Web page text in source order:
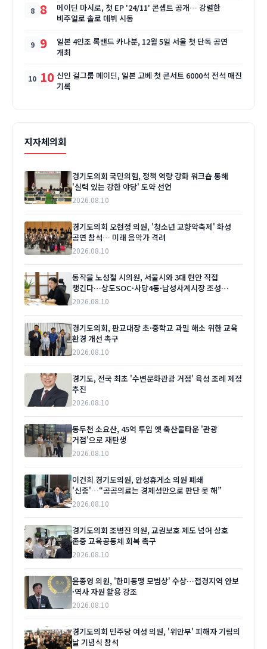
8
메이딘 마시로, 첫 EP '24/11' 콘셉트 공개… 강렬한
비주얼로 솔로 데뷔 시동
9
일본 4인조 록밴드 카나분, 12월 5일 서울 첫 단독 공연
개최
10 신인 걸그룹 메이딘, 일본 고베 첫 콘서트 6000석 전석 매진
기록
지자체의회
경기도의회 국민의힘, 정책 역량 강화 워크숍 통해
'실력 있는 강한 야당' 도약 선언
2026.08.10
경기도의회 오현정 의원, '청소년 교향악축제' 화성
공연 참석… 미래 음악가 격려
2026.08.10
동작을 노성철 시의원, 서울시와 3대 현안 직접
챙긴다…상도SOC·사당4동·남성사계시장 조성
'본격화'
2026.08.10
경기도의회, 판교대장 초·중학교 과밀 해소 위한 교육
환경 개선 촉구
2026.08.10
경기도, 전국 최초 '수변문화관광 거점' 육성 조례 제정
추진
2026.08.10
동두천 소요산, 45억 투입 옛 축산물타운 '관광
거점'으로 재탄생
2026.08.10
이건희 경기도의원, 안성휴게소 의원 폐쇄
'신중'…“공공의료는 경제성만으로 판단 못 해”
2026.08.10
경기도의회 조병진 의원, 교권보호 제도 넘어 상호
존중 교육공동체 회복 촉구
2026.08.10
윤종영 의원, '한미동맹 모범상' 수상…접경지역 안보
·역사 자원 활용 강조
2026.08.10
경기도의회 민주당 여성 의원, '위안부' 피해자 기림의
날 기념식 참석